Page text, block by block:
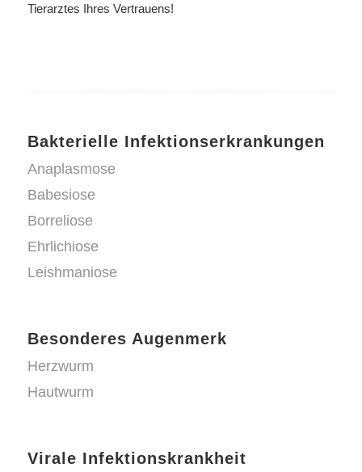
Tierarztes Ihres Vertrauens!
Bakterielle Infektionserkrankungen
Anaplasmose
Babesiose
Borreliose
Ehrlichiose
Leishmaniose
Besonderes Augenmerk
Herzwurm
Hautwurm
Virale Infektionskrankheit